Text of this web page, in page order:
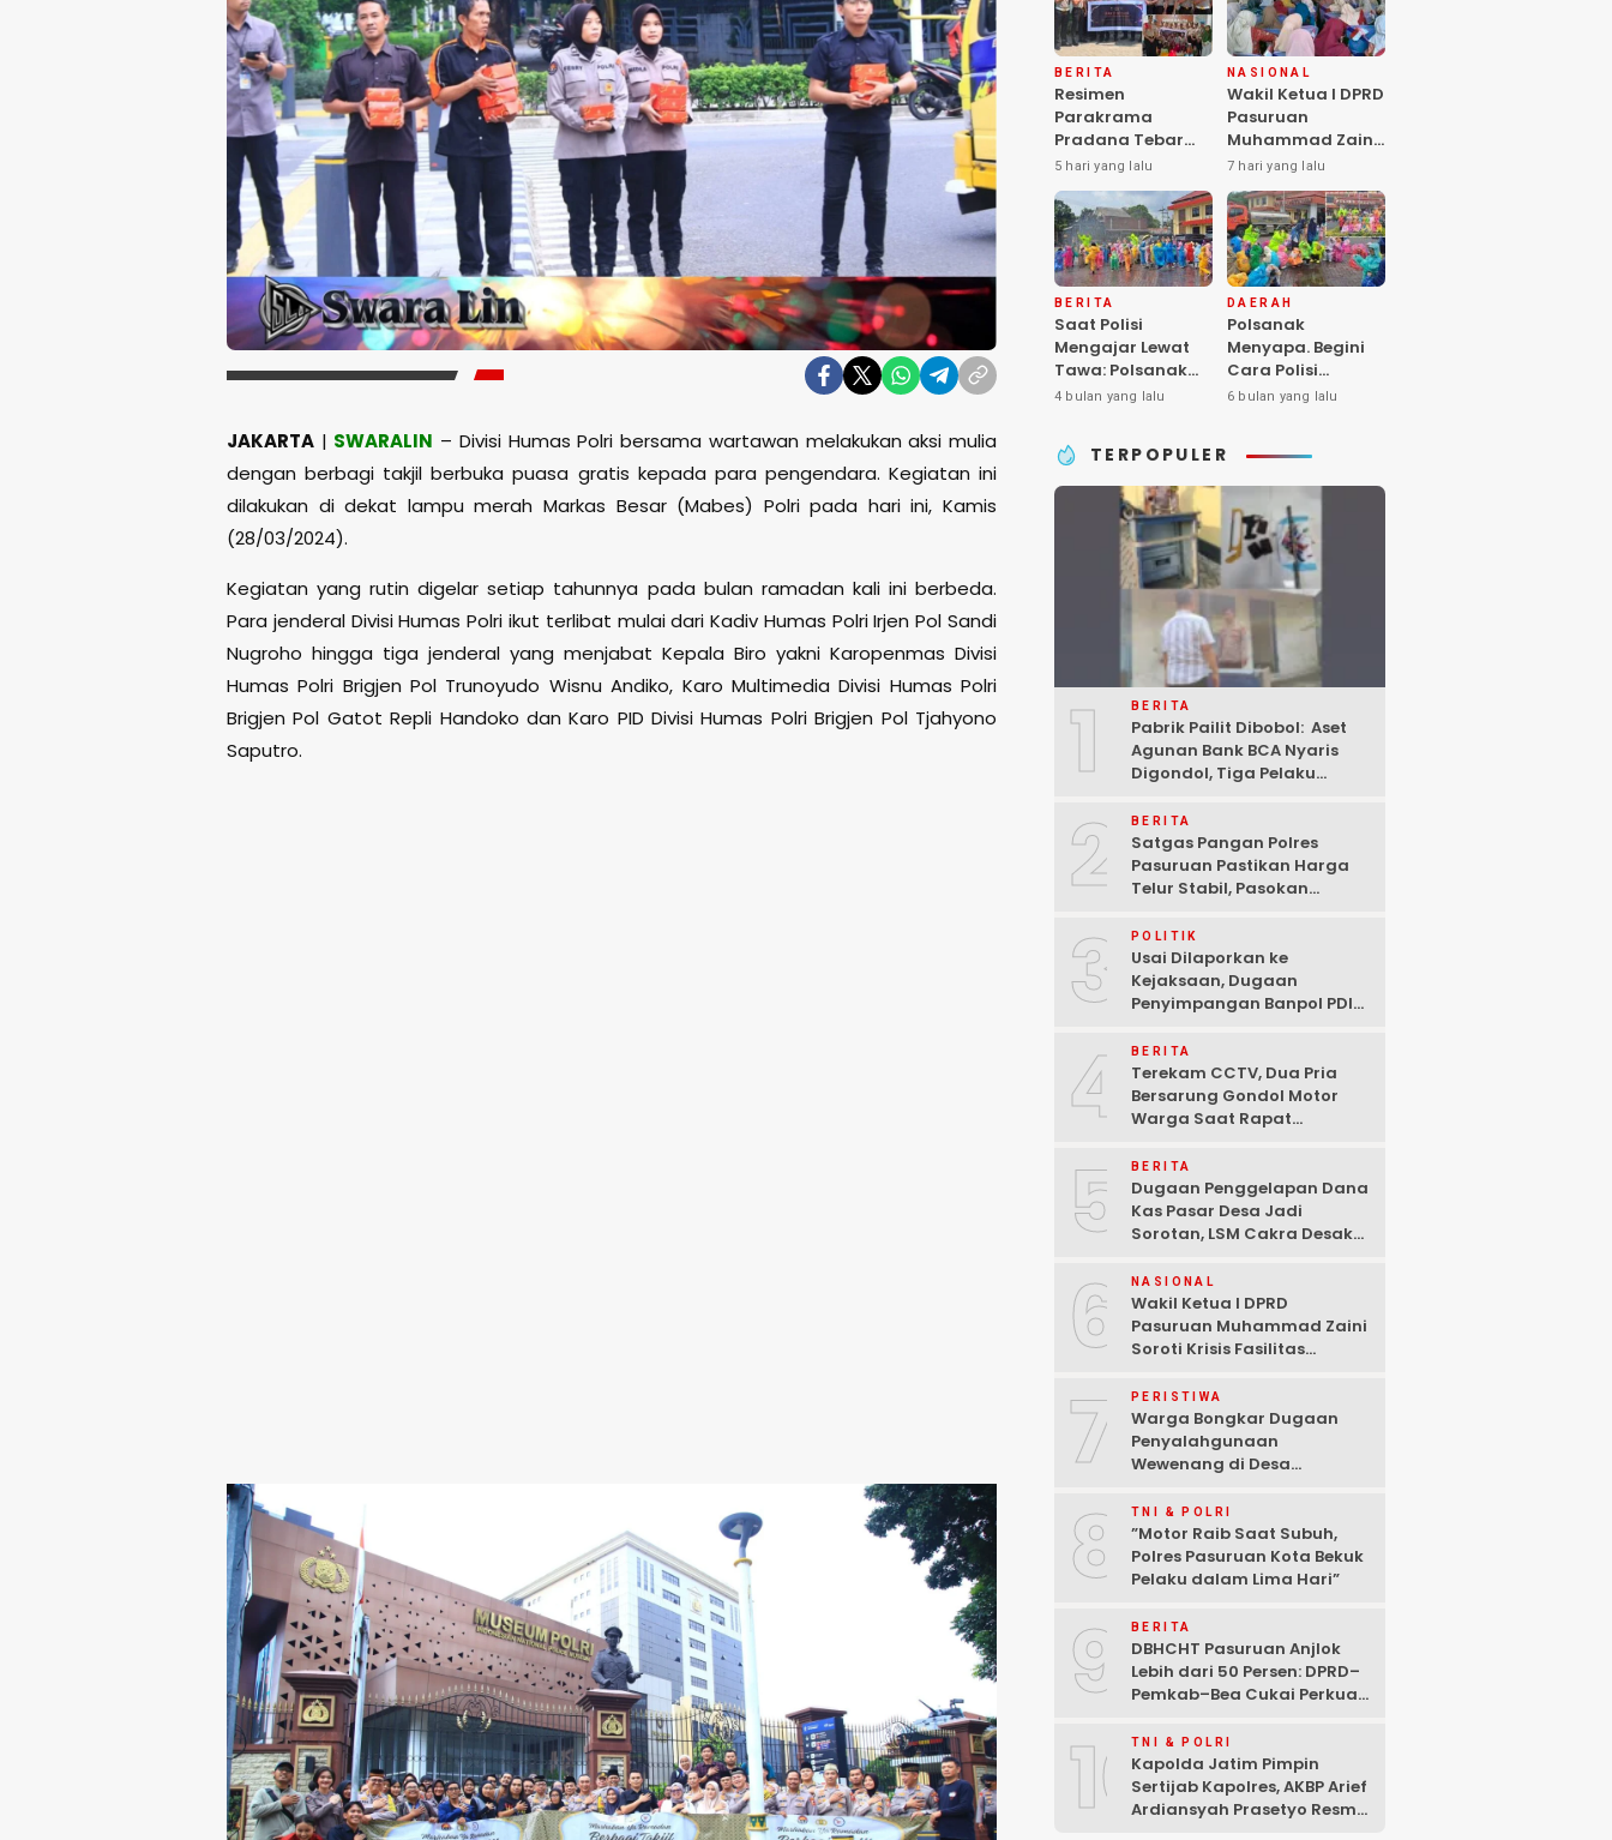
JAKARTA | SWARALIN – Divisi Humas Polri bersama wartawan melakukan aksi mulia
dengan berbagi takjil berbuka puasa gratis kepada para pengendara. Kegiatan ini
dilakukan di dekat lampu merah Markas Besar (Mabes) Polri pada hari ini, Kamis
(28/03/2024).
Kegiatan yang rutin digelar setiap tahunnya pada bulan ramadan kali ini berbeda.
Para jenderal Divisi Humas Polri ikut terlibat mulai dari Kadiv Humas Polri Irjen Pol Sandi
Nugroho hingga tiga jenderal yang menjabat Kepala Biro yakni Karopenmas Divisi
Humas Polri Brigjen Pol Trunoyudo Wisnu Andiko, Karo Multimedia Divisi Humas Polri
Brigjen Pol Gatot Repli Handoko dan Karo PID Divisi Humas Polri Brigjen Pol Tjahyono
Saputro.
BERITA
Resimen
Parakrama
Pradana Tebar
Kepedulian di
Panti Asuhan
Griya Balita SYD,
Peluk Hangat
Balita Terlantar
“POLRI Hadir
Dengan Hati”
5 hari yang lalu
NASIONAL
Wakil Ketua I DPRD
Pasuruan
Muhammad Zaini
Soroti Krisis
Fasilitas Sekolah
di Tengah Efisiensi
Anggaran
7 hari yang lalu
BERITA
Saat Polisi
Mengajar Lewat
Tawa: Polsanak
Pasuruan Sentuh
Sejak Dini
4 bulan yang lalu
DAERAH
Polsanak
Menyapa. Begini
Cara Polisi
Mendekatkan
Sejak Usia Dini
6 bulan yang lalu
TERPOPULER
1 BERITA
Pabrik Pailit Dibobol: Aset
Agunan Bank BCA Nyaris
Digondol, Tiga Pelaku
Pasuruan
2 BERITA
Satgas Pangan Polres
Pasuruan Pastikan Harga
Telur Stabil, Pasokan
Kekhawatiran Fluktuasi
3 POLITIK
Usai Dilaporkan ke
Kejaksaan, Dugaan
Penyimpangan Banpol PDIP
Tuntas “6 Eks Ketua PAC
Cabut Laporan”
4 BERITA
Terekam CCTV, Dua Pria
Bersarung Gondol Motor
Warga Saat Rapat
5 BERITA
Dugaan Penggelapan Dana
Kas Pasar Desa Jadi
Sorotan, LSM Cakra Desak
6 NASIONAL
Wakil Ketua I DPRD
Pasuruan Muhammad Zaini
Soroti Krisis Fasilitas
Anggaran
7 PERISTIWA
Warga Bongkar Dugaan
Penyalahgunaan
Wewenang di Desa
Mencuat
8 TNI & POLRI
‎”Motor Raib Saat Subuh,
Polres Pasuruan Kota Bekuk
Pelaku dalam Lima Hari” ‎
9 BERITA
DBHCHT Pasuruan Anjlok
Lebih dari 50 Persen: DPRD–
Pemkab–Bea Cukai Perkuat
Rokok Ilegal
10TNI & POLRI
Kapolda Jatim Pimpin
Sertijab Kapolres, AKBP Arief
Ardiansyah Prasetyo Resmi